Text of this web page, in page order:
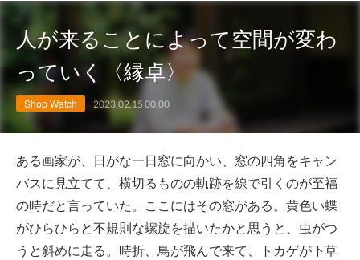
人が来ることによって空間が変わ
っていく〈縁卓〉
Shop Watch 2023.02.15 00:00
ある画家が、日がな一日窓に向かい、窓の四角をキャン
バスに見立てて、横切るものの軌跡を線で引くのが至福
の時だと言っていた。ここにはその窓がある。黄色い蝶
がひらひらと不規則な螺旋を描いたかと思うと、虫がつ
うと斜めに走る。時折、鳥が飛んで来て、トカゲが下草